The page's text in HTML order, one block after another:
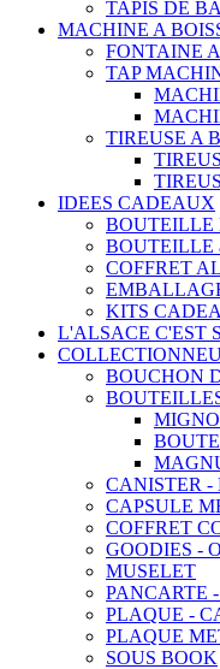
TAPIS DE
MACHINE A
FONTAINE
TAP
TIREUSE A
IDEES CADEAUX
BOUTEILLE
BOUTEILLE
COFFRET
KITS
L'ALSACE C'EST
BOUCHON
CANISTER -
CAPSULE
COFFRET
GOODIES -
MUSELET
PANCARTE
PLAQUE -
PLAQUE
SOUS BOOK